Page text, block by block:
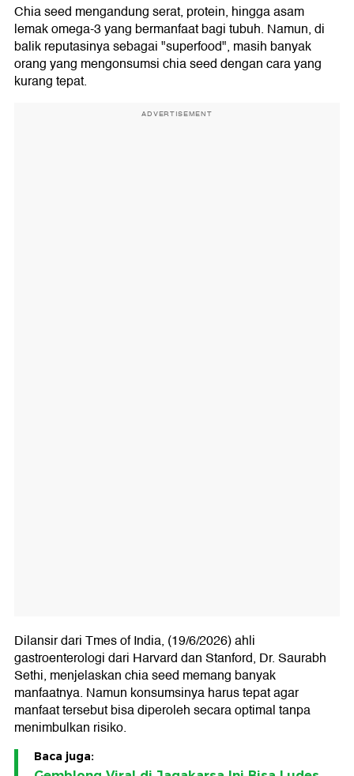
Chia seed mengandung serat, protein, hingga asam
lemak omega-3 yang bermanfaat bagi tubuh. Namun, di
balik reputasinya sebagai "superfood", masih banyak
orang yang mengonsumsi chia seed dengan cara yang
kurang tepat.
ADVERTISEMENT
Dilansir dari Tmes of India, (19/6/2026) ahli
gastroenterologi dari Harvard dan Stanford, Dr. Saurabh
Sethi, menjelaskan chia seed memang banyak
manfaatnya. Namun konsumsinya harus tepat agar
manfaat tersebut bisa diperoleh secara optimal tanpa
menimbulkan risiko.
Baca juga: